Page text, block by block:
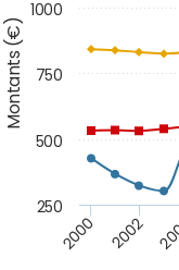
Montants (€)
2000 2002
1000
250
500
750